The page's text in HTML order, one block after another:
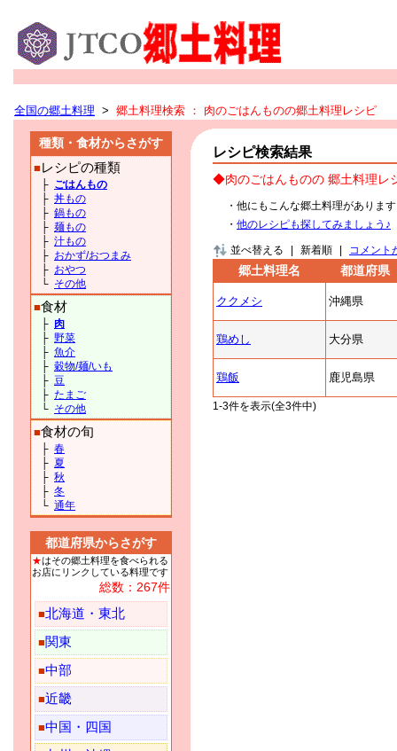
全国の郷土料理 > 郷土料理検索 ： 肉のごはんものの郷土料理レシピ
種類・食材からさがす
■ レシピの種類
├ ごはんもの
├ 丼もの
├ 鍋もの
├ 麺もの
├ 汁もの
├ おかず/おつまみ
├ おやつ
└ その他
■食材
├ 肉
├ 野菜
├ 魚介
├ 穀物/麺/いも
├ 豆
├ たまご
└ その他
■食材の旬
├ 春
├ 夏
├ 秋
├ 冬
└ 通年
都道府県からさがす
★はその郷土料理を食べられる
お店にリンクしている料理です
総数：267件
■北海道・東北
■関東
■中部
■近畿
■中国・四国
レシピ検索結果
◆肉のごはんものの 郷土料理レ
・他にもこんな郷土料理がありま
・ 他のレシピも探してみましょう♪
並べ替える 新着順 コメント
郷土料理名 都道府県
ククメシ 沖縄県
鶏めし 大分県
鶏飯 鹿児島県
1-3件を表示(全3件中)